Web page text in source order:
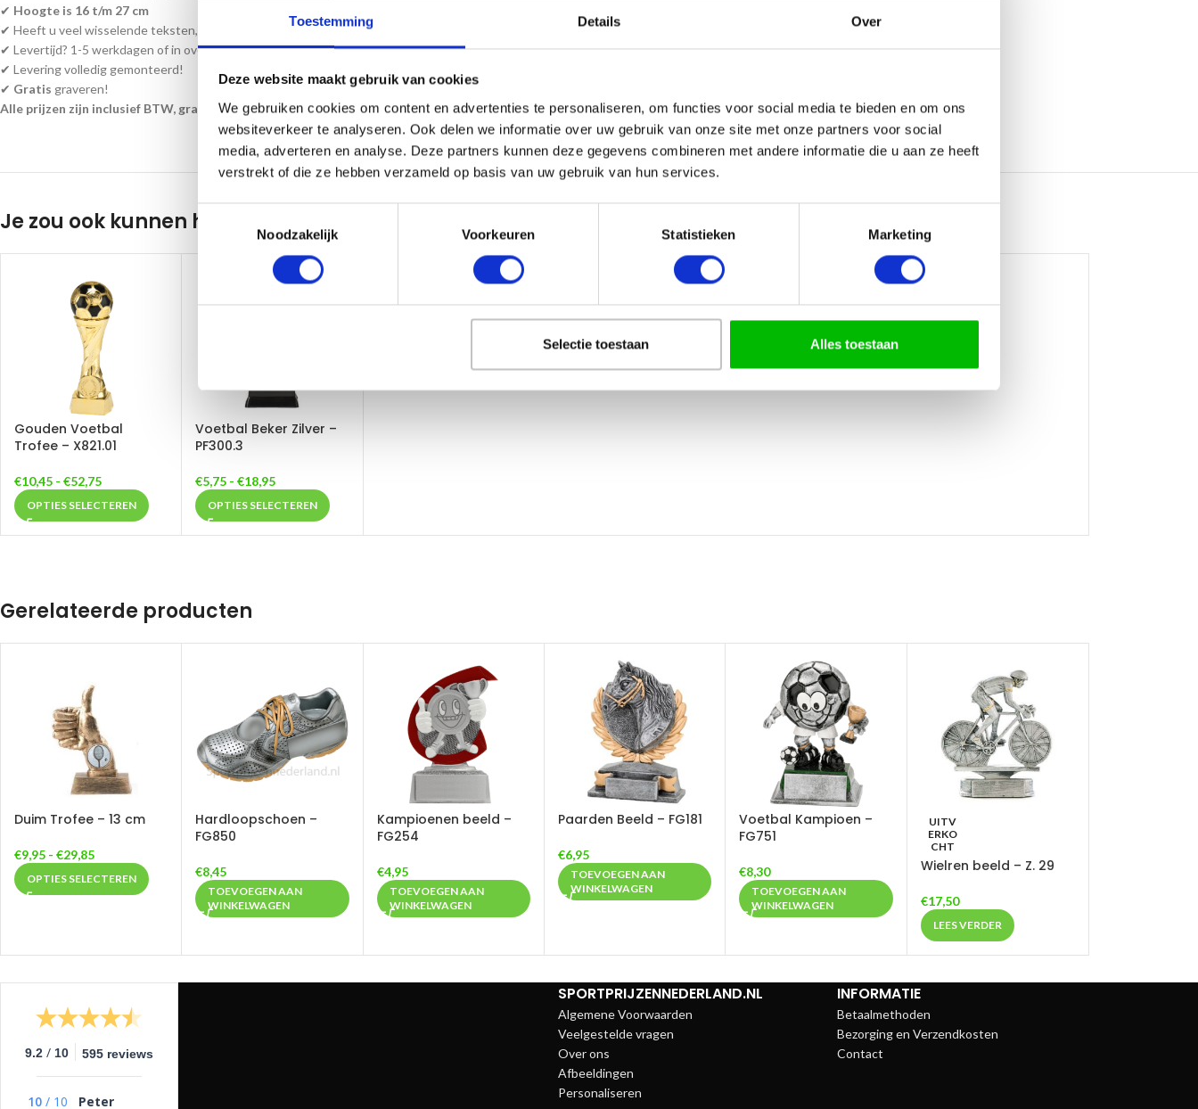
Toestemming Details Over
Deze website maakt gebruik van cookies
We gebruiken cookies om content en advertenties te personaliseren, om functies voor social media te bieden en om ons
websiteverkeer te analyseren. Ook delen we informatie over uw gebruik van onze site met onze partners voor social
media, adverteren en analyse. Deze partners kunnen deze gegevens combineren met andere informatie die u aan ze heeft
verstrekt of die ze hebben verzameld op basis van uw gebruik van hun services.
Toestemmingsselectie
Noodzakelijk
Voorkeuren Statistieken Marketing
Selectie toestaan Alles toestaan
✔ Hoogte is 16 t/m 27 cm
✔ Heeft u veel wisselende teksten, kunt u een word bestand bijvoegen als bijlage.
✔ Levertijd? 1-5 werkdagen of in overleg!
✔ Levering volledig gemonteerd!
✔ Gratis graveren!
Alle prijzen zijn inclusief BTW, graveren en monteren!
Je zou ook kunnen houden van …
Gouden Voetbal
Trofee – X821.01
€10,45 - €52,75
OPTIES SELECTEREN
Voetbal Beker Zilver –
PF300.3
€5,75 - €18,95
OPTIES SELECTEREN
Gerelateerde producten
Duim Trofee – 13 cm
€9,95 - €29,85
OPTIES SELECTEREN
Hardloopschoen –
FG850
€8,45
TOEVOEGEN AAN
WINKELWAGEN
Kampioenen beeld –
FG254
€4,95
TOEVOEGEN AAN
WINKELWAGEN
Paarden Beeld – FG181
€6,95
TOEVOEGEN AAN
WINKELWAGEN
Voetbal Kampioen –
FG751
€8,30
TOEVOEGEN AAN
WINKELWAGEN
UITV
ERKO
CHT
Wielren beeld – Z. 29
€17,50
LEES VERDER
9.2 / 10 595 reviews
10 / 10 Peter
SPORTPRIJZENNEDERLAND.NL
Algemene Voorwaarden
Veelgestelde vragen
Over ons
Afbeeldingen
Personaliseren
INFORMATIE
Betaalmethoden
Bezorging en Verzendkosten
Contact